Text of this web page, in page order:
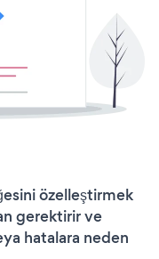
özelleştirmek
gerektirir ve
hatalara neden